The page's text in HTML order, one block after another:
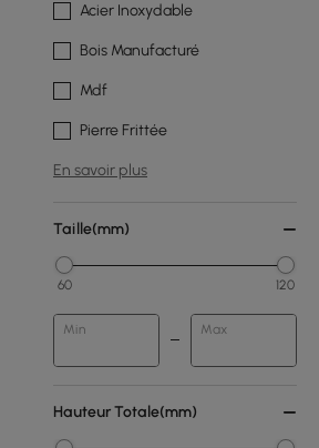
Acier Inoxydable
Bois Manufacturé
Mdf
Pierre Frittée
En savoir plus
Taille(mm)
60 120
Min Max
Hauteur Totale(mm)